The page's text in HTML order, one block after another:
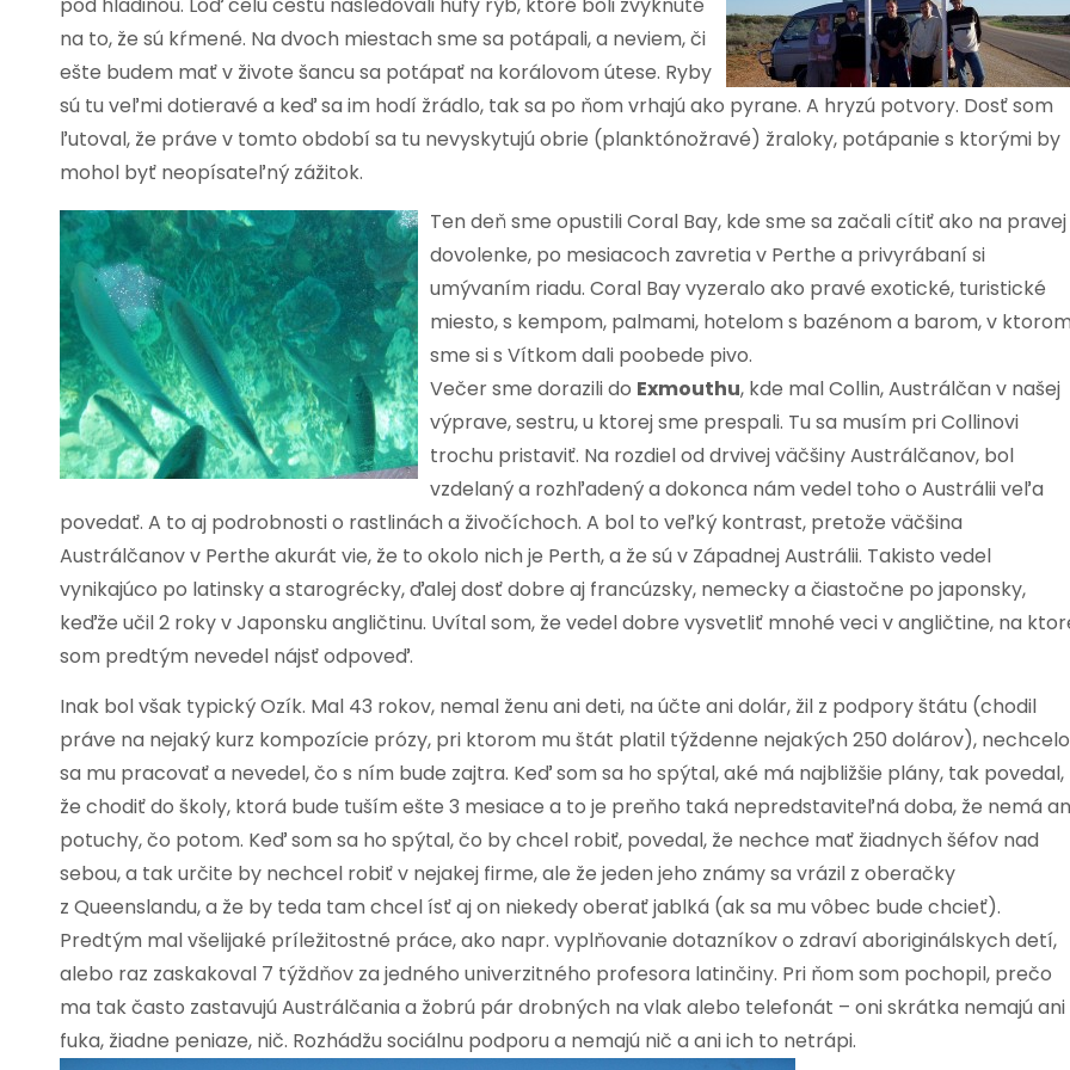
na to, že sú kŕmené. Na dvoch miestach sme sa potápali, a neviem, či
ešte budem mať v živote šancu sa potápať na korálovom útese. Ryby
sú tu veľmi dotieravé a keď sa im hodí žrádlo, tak sa po ňom vrhajú ako pyrane. A hryzú potvory. Dosť som
ľutoval, že práve v tomto období sa tu nevyskytujú obrie (planktónožravé) žraloky, potápanie s ktorými by
mohol byť neopísateľný zážitok.
Ten deň sme opustili Coral Bay, kde sme sa začali cítiť ako na pravej
dovolenke, po mesiacoch zavretia v Perthe a privyrábaní si
umývaním riadu. Coral Bay vyzeralo ako pravé exotické, turistické
miesto, s kempom, palmami, hotelom s bazénom a barom, v
sme si s Vítkom dali poobede pivo.
Večer sme dorazili do Exmouthu, kde mal Collin, Austrálčan v našej
výprave, sestru, u ktorej sme prespali. Tu sa musím pri Collinovi
trochu pristaviť. Na rozdiel od drvivej väčšiny Austrálčanov, bol
vzdelaný a rozhľadený a dokonca nám vedel toho o Austrálii veľa
povedať. A to aj podrobnosti o rastlinách a živočíchoch. A bol to veľký kontrast, pretože väčšina
Austrálčanov v Perthe akurát vie, že to okolo nich je Perth, a že sú v Západnej Austrálii. Takisto vedel
vynikajúco po latinsky a starogrécky, ďalej dosť dobre aj francúzsky, nemecky a čiastočne po japonsky,
keďže učil 2 roky v Japonsku angličtinu. Uvítal som, že vedel dobre vysvetliť mnohé veci v angličtine, na
som predtým nevedel nájsť odpoveď.
Inak bol však typický Ozík. Mal 43 rokov, nemal ženu ani deti, na účte ani dolár, žil z podpory štátu (chodil
práve na nejaký kurz kompozície prózy, pri ktorom mu štát platil týždenne nejakých 250 dolárov), nechcelo
sa mu pracovať a nevedel, čo s ním bude zajtra. Keď som sa ho spýtal, aké má najbližšie plány, tak povedal,
že chodiť do školy, ktorá bude tuším ešte 3 mesiace a to je preňho taká nepredstaviteľná doba, že nemá
potuchy, čo potom. Keď som sa ho spýtal, čo by chcel robiť, povedal, že nechce mať žiadnych šéfov nad
sebou, a tak určite by nechcel robiť v nejakej firme, ale že jeden jeho známy sa vrázil z oberačky
z Queenslandu, a že by teda tam chcel ísť aj on niekedy oberať jablká (ak sa mu vôbec bude chcieť).
Predtým mal všelijaké príležitostné práce, ako napr. vyplňovanie dotazníkov o zdraví aboriginálskych detí,
alebo raz zaskakoval 7 týždňov za jedného univerzitného profesora latinčiny. Pri ňom som pochopil, prečo
ma tak často zastavujú Austrálčania a žobrú pár drobných na vlak alebo telefonát – oni skrátka nemajú ani
fuka, žiadne peniaze, nič. Rozhádžu sociálnu podporu a nemajú nič a ani ich to netrápi.